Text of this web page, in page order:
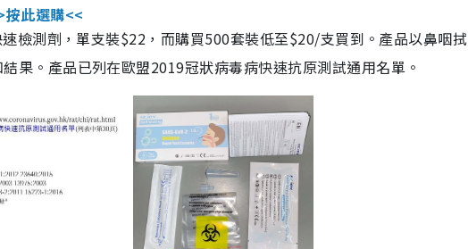
按此選購<<
檢測劑，單支裝$22，而購買500套裝低至$20/支買到。產品以鼻咽
果。產品已列在歐盟2019冠狀病毒病快速抗原測試通用名單。